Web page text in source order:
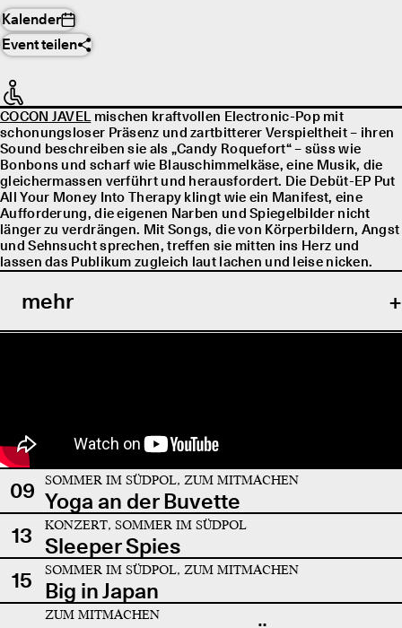
Kalender
Event teilen
COCON JAVELmischen kraftvollen Electronic-Pop mit
schonungsloser Präsenz und zartbitterer Verspieltheit – ihren
Sound beschreiben sie als „Candy Roquefort“ – süss wie
Bonbons und scharf wie Blauschimmelkäse, eine Musik, die
gleichermassen verführt und herausfordert. Die Debüt-EP Put
All Your Money Into Therapy klingt wie ein Manifest, eine
Aufforderung, die eigenen Narben und Spiegelbilder nicht
länger zu verdrängen. Mit Songs, die von Körperbildern, Angst
und Sehnsucht sprechen, treffen sie mitten ins Herz und
lassen das Publikum zugleich laut lachen und leise nicken.
mehr
09 SOMMER IM SÜDPOL, ZUM MITMACHEN
Yoga an der Buvette
13
KONZERT, SOMMER IM SÜDPOL
Sleeper Spies
15
SOMMER IM SÜDPOL, ZUM MITMACHEN
Big in Japan
ZUM MITMACHEN